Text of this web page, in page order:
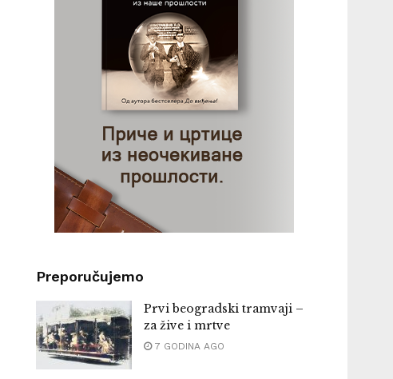
Preporučujemo
Prvi beogradski tramvaji –
za žive i mrtve
7 GODINA AGO